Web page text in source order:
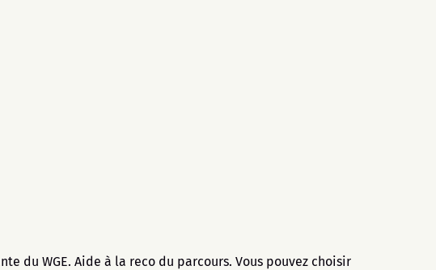
du WGE. Aide à la reco du parcours. Vous pouvez choisir